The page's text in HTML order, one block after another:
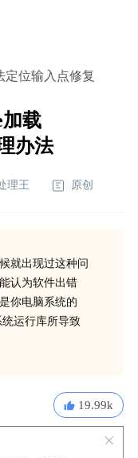
定位输入点修复
载
办法
理王 原创
就出现过这种问
认为软件出错
你电脑系统的
运行库所导致
19.99k